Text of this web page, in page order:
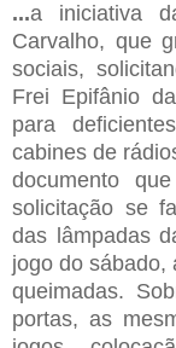
...a iniciativa
Carvalho, que
sociais,
Frei Epifânio
para
cabines de
documento
solicitação se
das lâmpadas
jogo do sábado,
queimadas.
portas, as